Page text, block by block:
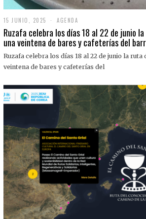
15 JUNIO, 2025
J
U
I
O
0
2
5
AGENDA
Ruzafa celebra los días 18 al 22 de junio
una veintena de bares y cafeterías del
Ruzafa celebra los días 18 al 22 de junio la ruta
veintena de bares y cafeterías del